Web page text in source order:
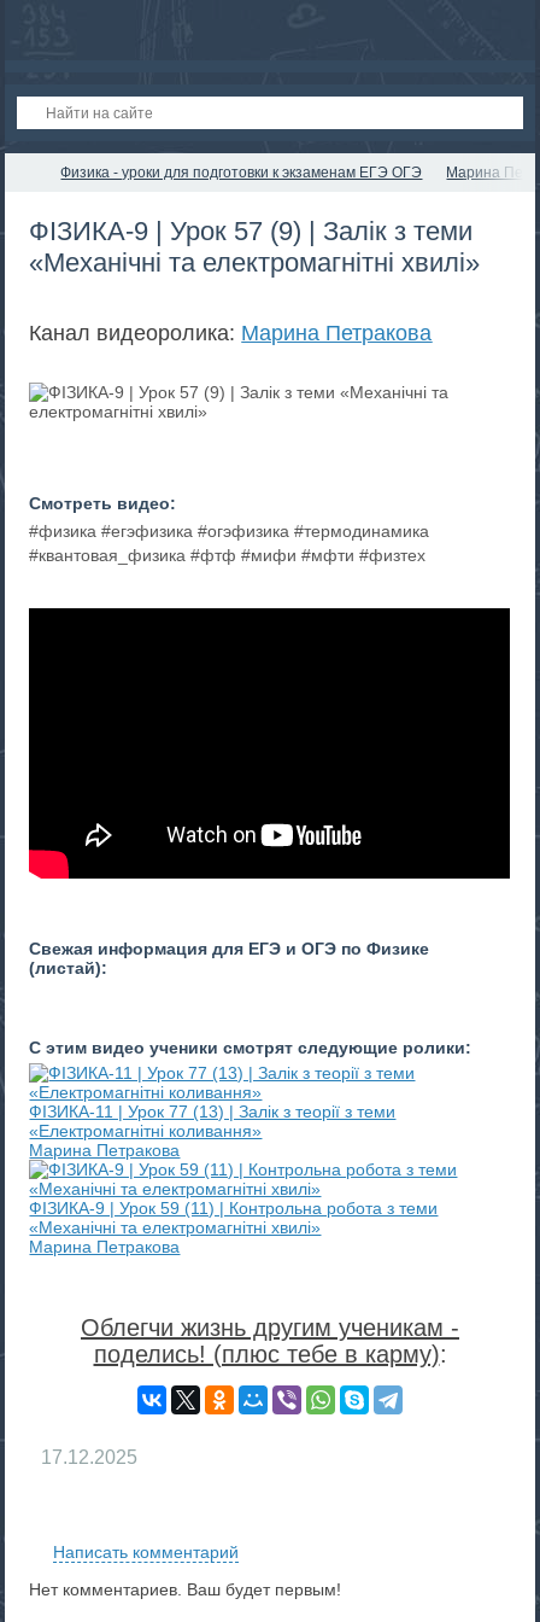
Физика - уроки для подготовки к экзаменам ЕГЭ ОГЭ Марина
ФІЗИКА-9 | Урок 57 (9) | Залік з теми
«Механічні та електромагнітні хвилі»
Канал видеоролика: Марина Петракова
Смотреть видео:
#физика #егэфизика #огэфизика #термодинамика
#квантовая_физика #фтф #мифи #мфти #физтех
Свежая информация для ЕГЭ и ОГЭ по Физике
(листай):
С этим видео ученики смотрят следующие ролики:
ФІЗИКА-11 | Урок 77 (13) | Залік з теорії з теми
«Електромагнітні коливання»
Марина Петракова
ФІЗИКА-9 | Урок 59 (11) | Контрольна робота з теми
«Механічні та електромагнітні хвилі»
Марина Петракова
Облегчи жизнь другим ученикам -
поделись! (плюс тебе в карму):
17.12.2025
Написать комментарий
Нет комментариев. Ваш будет первым!